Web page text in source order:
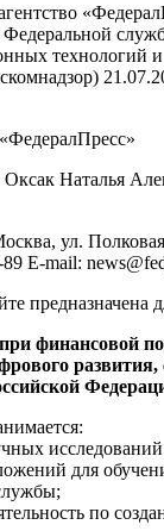
Федеральной
технологий
Наталья
ул.
E-mail:
предназначена
финансовой
развития,
для
по